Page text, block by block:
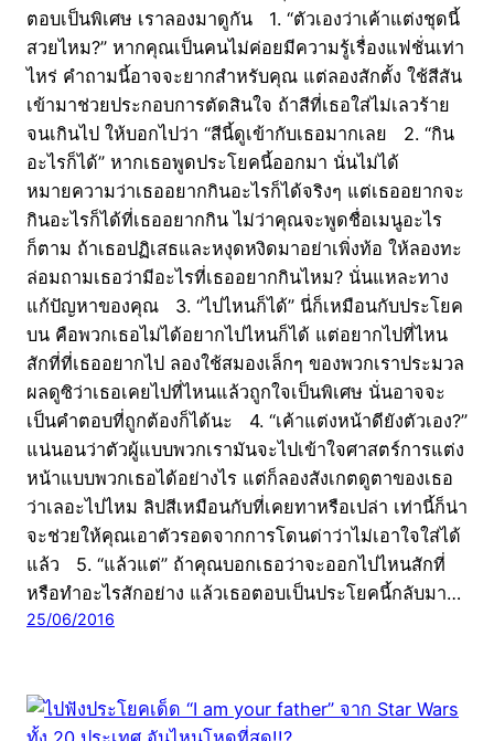
ตอบเป็นพิเศษ เราลองมาดูกัน 1. “ตัวเองว่าเค้าแต่งชุดนี้
สวยไหม?” หากคุณเป็นคนไม่ค่อยมีความรู้เรื่องแฟชั่นเท่า
ไหร่ คำถามนี้อาจจะยากสำหรับคุณ แต่ลองสักตั้ง ใช้สีสัน
เข้ามาช่วยประกอบการตัดสินใจ ถ้าสีที่เธอใส่ไม่เลวร้าย
จนเกินไป ให้บอกไปว่า “สีนี้ดูเข้ากับเธอมากเลย 2. “กิน
อะไรก็ได้” หากเธอพูดประโยคนี้ออกมา นั่นไม่ได้
หมายความว่าเธออยากกินอะไรก็ได้จริงๆ แต่เธออยากจะ
กินอะไรก็ได้ที่เธออยากกิน ไม่ว่าคุณจะพูดชื่อเมนูอะไร
ก็ตาม ถ้าเธอปฏิเสธและหงุดหงิดมาอย่าเพิ่งท้อ ให้ลองทะ
ล่อมถามเธอว่ามีอะไรที่เธออยากกินไหม? นั่นแหละทาง
แก้ปัญหาของคุณ 3. “ไปไหนก็ได้” นี่ก็เหมือนกับประโยค
บน คือพวกเธอไม่ได้อยากไปไหนก็ได้ แต่อยากไปที่ไหน
สักที่ที่เธออยากไป ลองใช้สมองเล็กๆ ของพวกเราประมวล
ผลดูซิว่าเธอเคยไปที่ไหนแล้วถูกใจเป็นพิเศษ นั่นอาจจะ
เป็นคำตอบที่ถูกต้องก็ได้นะ 4. “เค้าแต่งหน้าดียังตัวเอง?”
แน่นอนว่าตัวผู้แบบพวกเรามันจะไปเข้าใจศาสตร์การแต่ง
หน้าแบบพวกเธอได้อย่างไร แต่ก็ลองสังเกตดูตาของเธอ
ว่าเลอะไปไหม ลิปสีเหมือนกับที่เคยทาหรือเปล่า เท่านี้ก็น่า
จะช่วยให้คุณเอาตัวรอดจากการโดนด่าว่าไม่เอาใจใส่ได้
แล้ว 5. “แล้วแต่” ถ้าคุณบอกเธอว่าจะออกไปไหนสักที่
หรือทำอะไรสักอย่าง แล้วเธอตอบเป็นประโยคนี้กลับมา…
25/06/2016